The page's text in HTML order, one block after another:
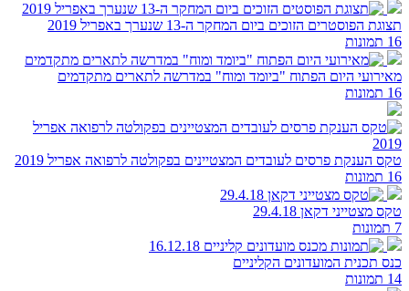
תצוגת הפוסטרים הזוכים ביום המחקר ה-13 שנערך באפריל 2019
16 תמונות
מאירועי היום הפתוח "ביומד ומוח" במדרשה לתארים מתקדמים
16 תמונות
טקס הענקת פרסים לעובדים המצטיינים בפקולטה לרפואה אפריל 2019
16 תמונות
טקס מצטייני דקאן 29.4.18
7 תמונות
כנס תכנית המועדונים הקליניים
14 תמונות